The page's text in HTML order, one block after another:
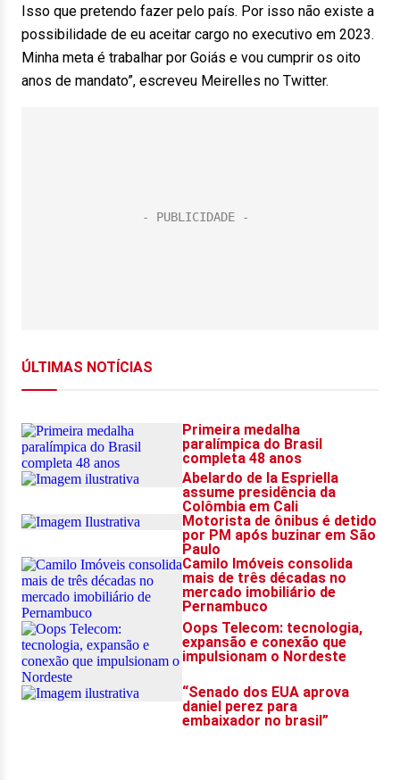
Isso que pretendo fazer pelo país. Por isso não existe a
possibilidade de eu aceitar cargo no executivo em 2023.
Minha meta é trabalhar por Goiás e vou cumprir os oito
anos de mandato”, escreveu Meirelles no Twitter.